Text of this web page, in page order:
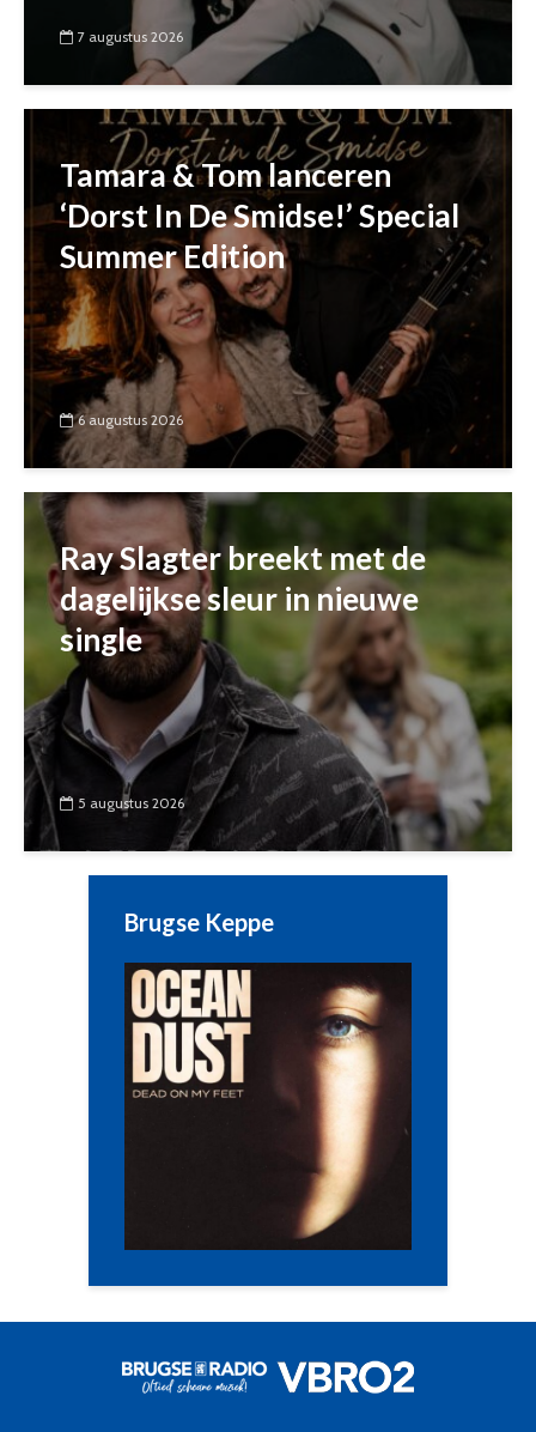
7 augustus 2026
Tamara & Tom lanceren
‘Dorst In De Smidse!’ Special
Summer Edition
6 augustus 2026
Ray Slagter breekt met de
dagelijkse sleur in nieuwe
single
5 augustus 2026
Brugse Keppe